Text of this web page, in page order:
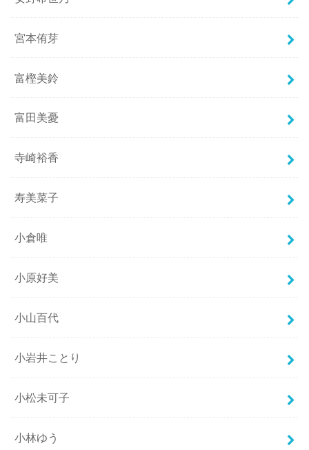
宮本侑芽
富樫美鈴
富田美憂
寺崎裕香
寿美菜子
小倉唯
小原好美
小山百代
小岩井ことり
小松未可子
小林ゆう